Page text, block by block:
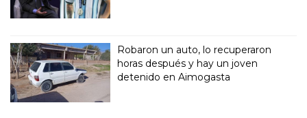
Robaron un auto, lo recuperaron
horas después y hay un joven
detenido en Aimogasta